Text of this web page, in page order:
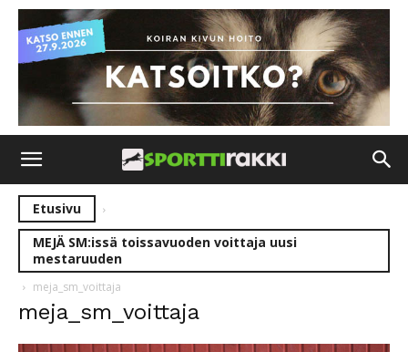
Etusivu
MEJÄ SM:issä toissavuoden voittaja uusi
mestaruuden
meja_sm_voittaja
meja_sm_voittaja